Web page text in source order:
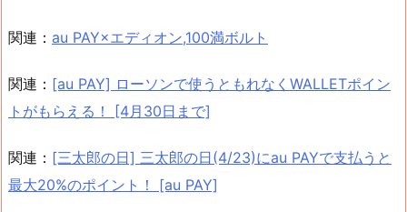
関連： au PAY×エディオン,100満ボルト
関連： [au PAY] ローソンで使うともれなくWALLETポイン
トがもらえる！ [4月30日まで]
関連： [三太郎の日] 三太郎の日(4/23)にau PAYで支払うと
最大20%のポイント！ [au PAY]